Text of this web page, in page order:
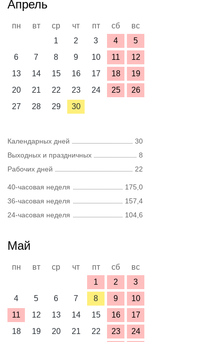
Апрель
пн вт ср чт пт сб
вс
1
2 3 4
5
6
7 8 9 10 11
12
13
14 15 16 17 18
19
20
21 22 23 24 25
26
27
28 29 30
Календарных дней
30
Выходных и праздничных
8
Рабочих дней
22
40-часовая неделя
175,0
36-часовая неделя
157,4
24-часовая неделя
104,6
Май
пн вт ср чт пт сб
вс
1
2
3
4
5 6 7 8 9
10
11
12 13 14 15 16
17
18
19 20 21 22 23
24